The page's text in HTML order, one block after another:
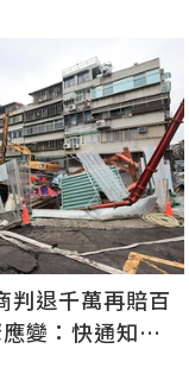
判退千萬再賠百
變：快通知銀